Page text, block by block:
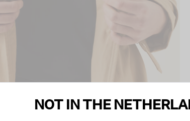
NOT IN THE